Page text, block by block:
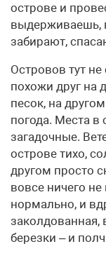
острове и
выдерживаешь,
забирают,
Островов тут
похожи друг на
песок, на
погода. Места
загадочные.
острове тихо,
другом просто
вовсе ничего
нормально, и
заколдованная,
березки – и